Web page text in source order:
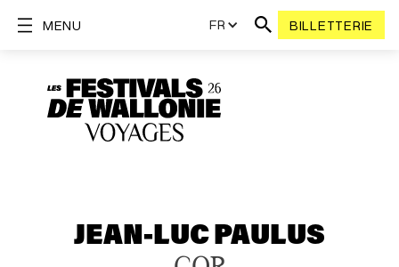
FR BILLETTERIE
MENU
JEAN-LUC PAULUS